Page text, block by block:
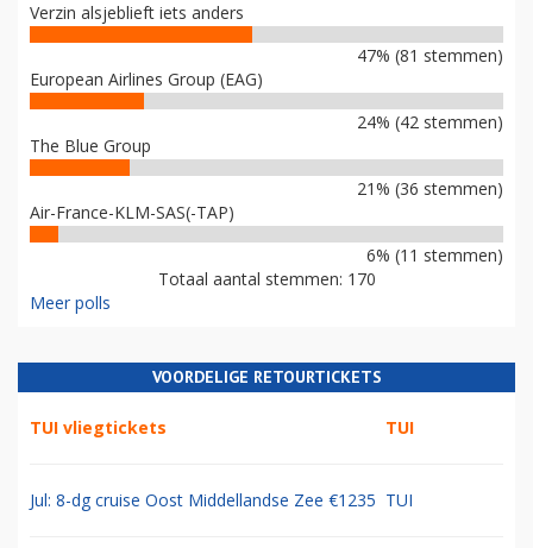
Verzin alsjeblieft iets anders
47% (81 stemmen)
European Airlines Group (EAG)
24% (42 stemmen)
The Blue Group
21% (36 stemmen)
Air-France-KLM-SAS(-TAP)
6% (11 stemmen)
Totaal aantal stemmen: 170
Meer polls
VOORDELIGE RETOURTICKETS
TUI vliegtickets TUI
Jul: 8-dg cruise Oost Middellandse Zee €1235 TUI